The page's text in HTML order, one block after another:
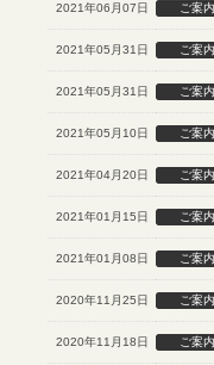
2021年06月07日 ご案内
2021年05月31日 ご案内
2021年05月31日 ご案内
2021年05月10日 ご案内
2021年04月20日 ご案内
2021年01月15日 ご案内
2021年01月08日 ご案内
2020年11月25日 ご案内
2020年11月18日 ご案内